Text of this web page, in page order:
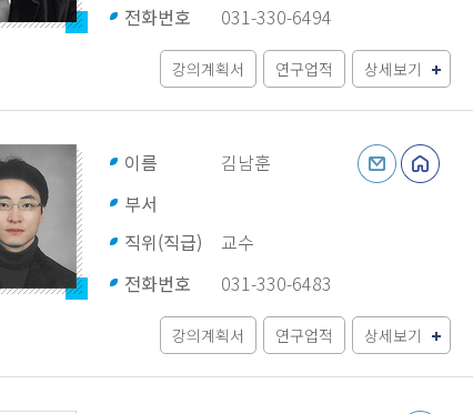
전화번호
031-330-6494
강의계획서 연구업적 상세보기
이름
김남훈
부서
직위(직급)
교수
전화번호
031-330-6483
강의계획서 연구업적 상세보기